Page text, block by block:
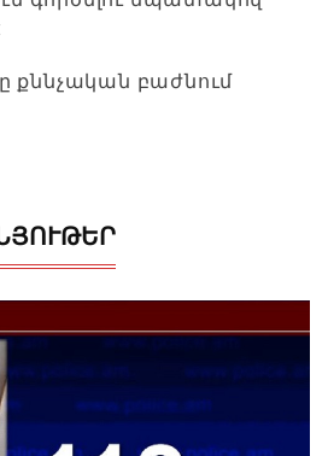
քննչական բաժնում